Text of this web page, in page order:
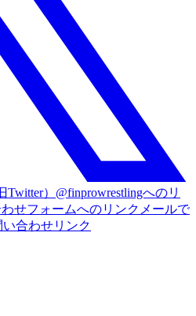
Twitter）@finprowrestlingへのリ
せフォームへのリンク メールで
合わせリンク